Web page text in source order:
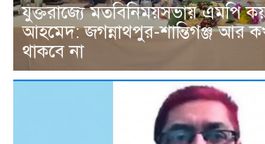
যুক্তরাজ্যে মতবিনিময়সভায় এমপি
আহমেদ: জগন্নাথপুর-শান্তিগঞ্জ আর
থাকবে না